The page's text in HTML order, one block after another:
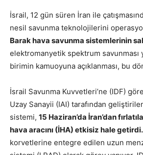
İsrail, 12 gün süren İran ile
nesil savunma teknolojilerini
Barak hava savunma sistemlerinin
elektromanyetik spektrum savunması
birimin kamuoyuna açıklanması, bu
İsrail Savunma Kuvvetleri’ne (IDF)
Uzay Sanayii (IAI) tarafından
sistemi, 15 Haziran’da İran’dan
hava aracını (İHA) etkisiz hale getirdi.
korvetlerine entegre edilen uzun